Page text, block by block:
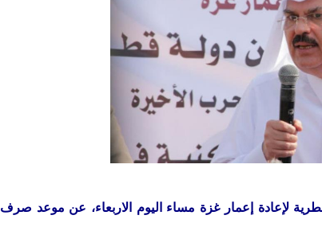
لإعادة إعمار غزة مساء اليوم الاربعاء، عن موعد صرف